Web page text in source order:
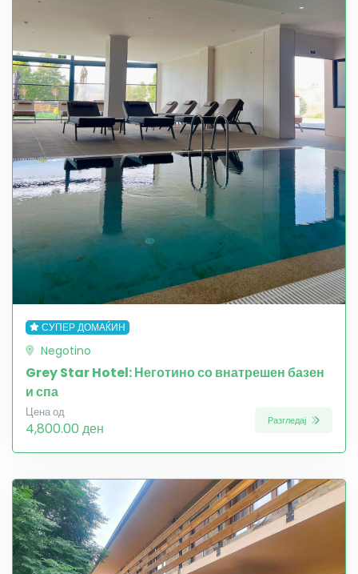
СУПЕР ДОМАЌИН
Negotino
Grey Star Hotel: Неготино со внатрешен базен
и спа
Цена од
4,800.00 ден Разгледај